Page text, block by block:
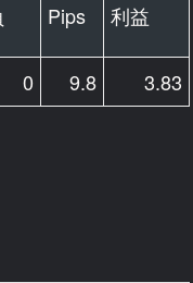
Pips 利益
0 9.8 3.83